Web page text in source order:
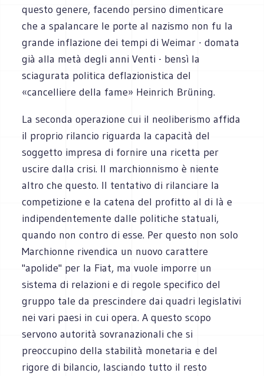
questo genere, facendo persino dimenticare
che a spalancare le porte al nazismo non fu la
grande inflazione dei tempi di Weimar - domata
già alla metà degli anni Venti - bensì la
sciagurata politica deflazionistica del
«cancelliere della fame» Heinrich Brüning.
La seconda operazione cui il neoliberismo affida
il proprio rilancio riguarda la capacità del
soggetto impresa di fornire una ricetta per
uscire dalla crisi. Il marchionnismo è niente
altro che questo. Il tentativo di rilanciare la
competizione e la catena del profitto al di là e
indipendentemente dalle politiche statuali,
quando non contro di esse. Per questo non solo
Marchionne rivendica un nuovo carattere
"apolide" per la Fiat, ma vuole imporre un
sistema di relazioni e di regole specifico del
gruppo tale da prescindere dai quadri legislativi
nei vari paesi in cui opera. A questo scopo
servono autorità sovranazionali che si
preoccupino della stabilità monetaria e del
rigore di bilancio, lasciando tutto il resto